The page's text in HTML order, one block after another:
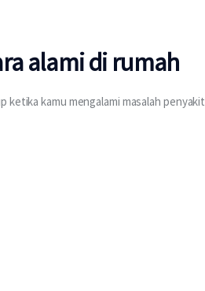
alami di rumah
ketika kamu mengalami masalah penyakit